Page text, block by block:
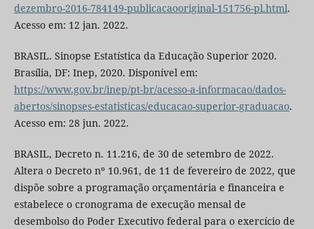
dezembro-2016-784149-publicacaooriginal-151756-pl.html.
Acesso em: 12 jan. 2022.
BRASIL. Sinopse Estatística da Educação Superior 2020.
Brasília, DF: Inep, 2020. Disponível em:
https://www.gov.br/inep/pt-br/acesso-a-informacao/dados-
abertos/sinopses-estatisticas/educacao-superior-graduacao.
Acesso em: 28 jun. 2022.
BRASIL, Decreto n. 11.216, de 30 de setembro de 2022.
Altera o Decreto nº 10.961, de 11 de fevereiro de 2022, que
dispõe sobre a programação orçamentária e financeira e
estabelece o cronograma de execução mensal de
desembolso do Poder Executivo federal para o exercício de